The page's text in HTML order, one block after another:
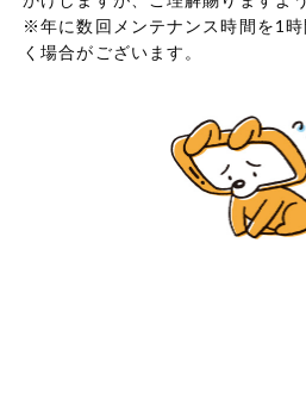
※年に数回メンテナンス時間を1
く場合がございます。